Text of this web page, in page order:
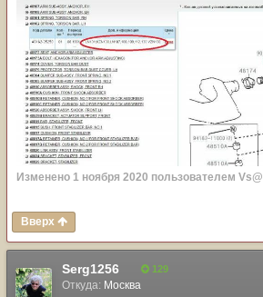
Изменено 1 ноября 2020 пользователем Vs@
Вверх
Serg1256 129
Откуда: Москва